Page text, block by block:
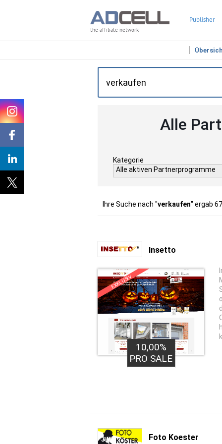
the affiliate network
Publisher
Alle
Kategorie
Alle aktiven Partnerprogramme
Ihre Suche nach "verkaufen" ergab
Insetto
EXKLUSIV
10,00%
PRO SALE
Foto Koester